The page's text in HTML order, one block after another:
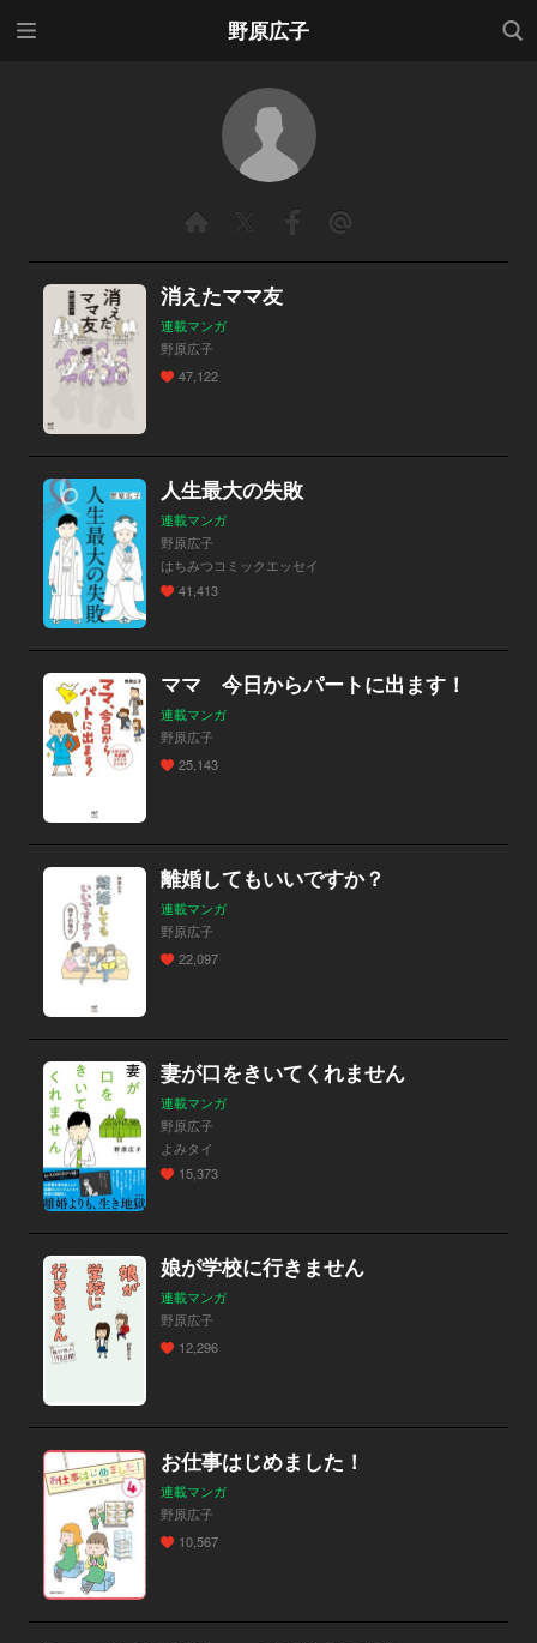
野原広子
検索
消えたママ友
連載マンガ
野原広子
47,122
人生最大の失敗
連載マンガ
野原広子
はちみつコミックエッセイ
41,413
ママ 今日からパートに出ます！
連載マンガ
野原広子
25,143
離婚してもいいですか？
連載マンガ
野原広子
22,097
妻が口をきいてくれません
連載マンガ
野原広子
よみタイ
15,373
娘が学校に行きません
連載マンガ
野原広子
12,296
お仕事はじめました！
連載マンガ
野原広子
10,567